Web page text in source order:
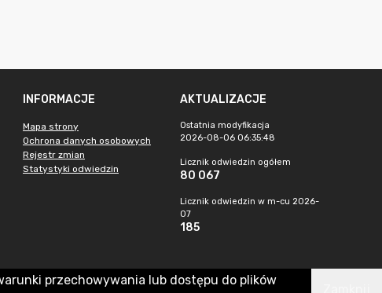
INFORMACJE
Mapa strony
Ochrona danych osobowych
Rejestr zmian
Statystyki odwiedzin
AKTUALIZACJE
Ostatnia modyfikacja
2026-08-06 06:35:48
Licznik odwiedzin ogółem
80 067
Licznik odwiedzin w m-cu 2026-
07
185
przechowywania lub dostępu do plików